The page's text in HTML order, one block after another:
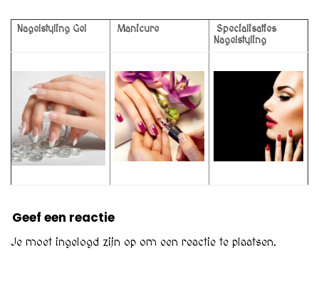
Nagelstyling Gel Manicure
Specialisaties
Nagelstyling
Geef een reactie
Je moet ingelogd zijn op om een reactie te plaatsen.